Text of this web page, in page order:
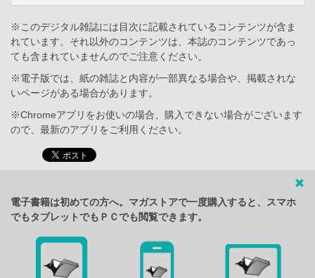
※このデジタル雑誌には目次に記載されているコンテンツが含ま
れています。それ以外のコンテンツは、本誌のコンテンツであっ
ても含まれていませんのでご注意ください。
※電子版では、紙の雑誌と内容が一部異なる場合や、掲載されな
いページがある場合があります。
※Chromeアプリをお使いの場合、購入できない場合がございます
ので、最新のアプリをご利用ください。
電子書籍は初めての方へ。マガストアで一度購入すると、スマホ
でもタブレットでもＰＣでも閲覧できます。